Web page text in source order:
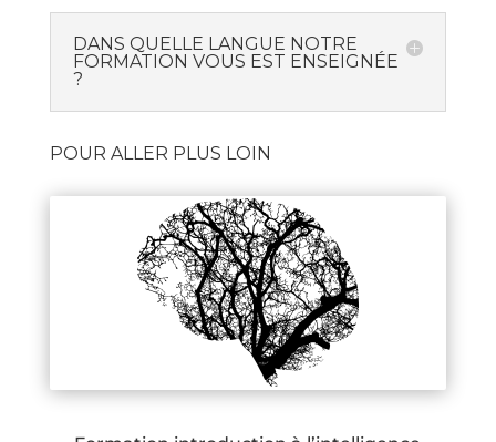
DANS QUELLE LANGUE NOTRE
FORMATION VOUS EST ENSEIGNÉE
?
POUR ALLER PLUS LOIN